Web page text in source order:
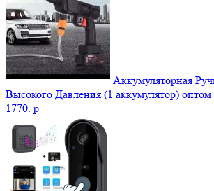
Аккумуляторная
Высокого Давления (1 аккумулятор) оптом
1770. p